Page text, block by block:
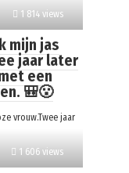
1 814 views
mijn jas
jaar later
een
🎒😮
vrouw.Twee jaar
1 606 views